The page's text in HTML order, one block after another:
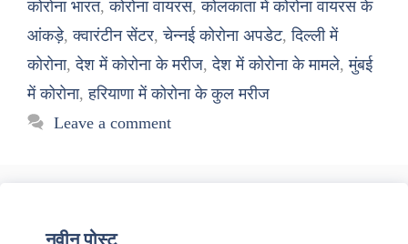
कोरोना भारत,कोरोना वायरस,कोलकाता में कोरोना वायरस के
आंकड़े,क्वारंटीन सेंटर,चेन्नई कोरोना अपडेट,दिल्ली में
कोरोना,देश में कोरोना के मरीज,देश में कोरोना के मामले,मुंबई
में कोरोना,हरियाणा में कोरोना के कुल मरीज
Leave a comment
नवीन पोस्ट